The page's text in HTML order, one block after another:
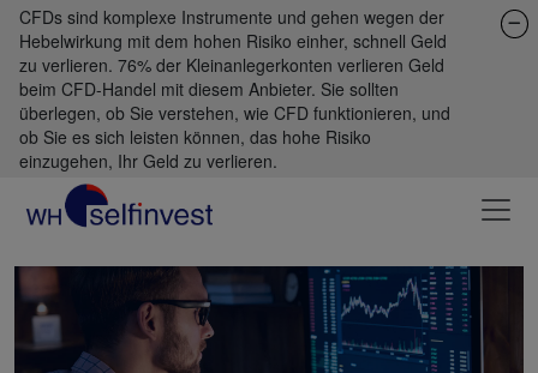
CFDs sind komplexe Instrumente und gehen wegen der
Hebelwirkung mit dem hohen Risiko einher, schnell Geld
zu verlieren. 76% der Kleinanlegerkonten verlieren Geld
beim CFD-Handel mit diesem Anbieter. Sie sollten
überlegen, ob Sie verstehen, wie CFD funktionieren, und
ob Sie es sich leisten können, das hohe Risiko
einzugehen, Ihr Geld zu verlieren.